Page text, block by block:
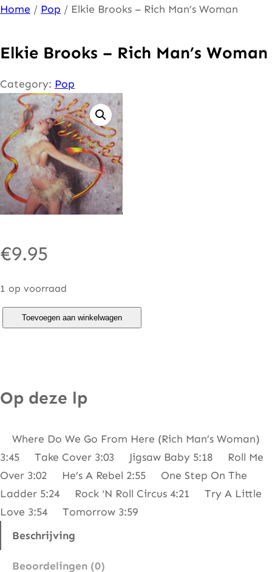
Ga
de
inhoud
Home / Pop / Elkie Brooks – Rich Man’s Woman
Elkie Brooks – Rich Man’s Woman
Category: Pop
€9.95
1 op voorraad
B
o
k
s
–
i
Toevoegen aan winkelwagen
Op deze lp
Where Do We Go From Here (Rich Man’s Woman)
3:45 Take Cover 3:03 Jigsaw Baby 5:18 Roll Me
Over 3:02 He’s A Rebel 2:55 One Step On The
Ladder 5:24 Rock ‘N Roll Circus 4:21 Try A Little
Love 3:54 Tomorrow 3:59
Beschrijving
Beoordelingen (0)